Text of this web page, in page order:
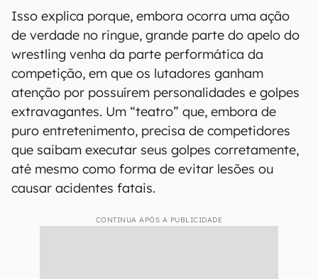
Isso explica porque, embora ocorra uma ação
de verdade no ringue, grande parte do apelo do
wrestling venha da parte performática da
competição, em que os lutadores ganham
atenção por possuírem personalidades e golpes
extravagantes. Um “teatro” que, embora de
puro entretenimento, precisa de competidores
que saibam executar seus golpes corretamente,
até mesmo como forma de evitar lesões ou
causar acidentes fatais.
CONTINUA APÓS A PUBLICIDADE